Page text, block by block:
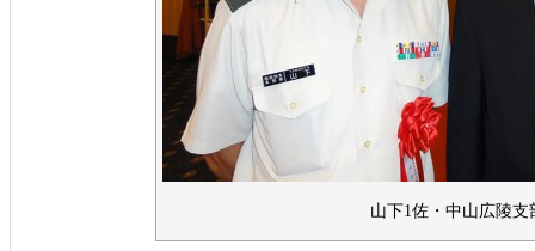
山下1佐・中山広陵支